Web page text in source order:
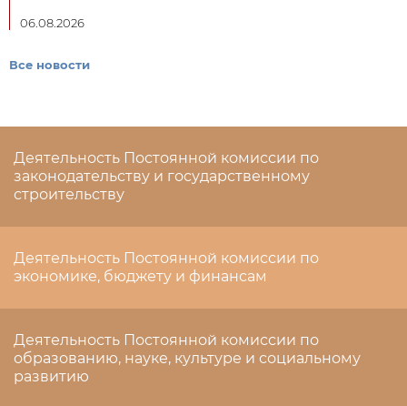
06.08.2026
Все новости
Деятельность Постоянной комиссии по
законодательству и государственному
строительству
Деятельность Постоянной комиссии по
экономике, бюджету и финансам
Деятельность Постоянной комиссии по
образованию, науке, культуре и социальному
развитию